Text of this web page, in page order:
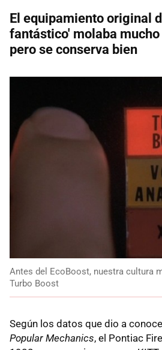
El equipamiento original
fantástico' molaba
pero se conserva bien
Antes del EcoBoost, nuestra cultura
Turbo Boost
Según los datos que dio a
Popular Mechanics, el Pontiac